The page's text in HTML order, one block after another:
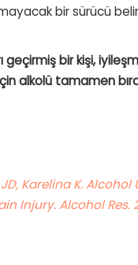
bir sürücü
bir kişi,
alkolü tamamen
Karelina K. Alcohol
Injury. Alcohol Res.